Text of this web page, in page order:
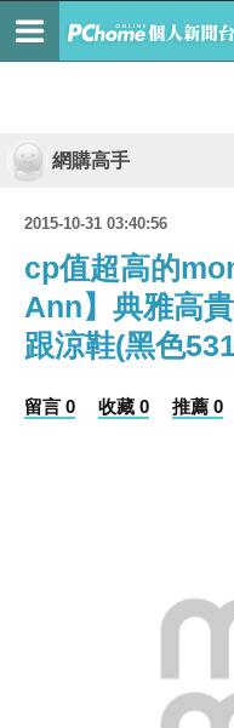
網購高手
2015-10-31 03:40:56
cp值超高的
Ann】典雅高
跟涼鞋(黑色
留言 0 收藏 0 推薦 0